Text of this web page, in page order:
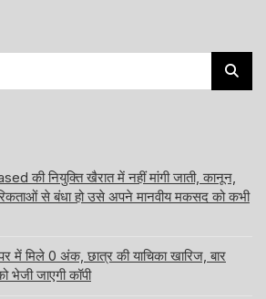
की नियुक्ति खैरात में नहीं मांगी जाती, कानून,
से बंधा हो उसे अपने मानवीय मकसद को कभी
मिले 0 अंक, छात्र की याचिका खारिज, बार
जाएगी कॉपी